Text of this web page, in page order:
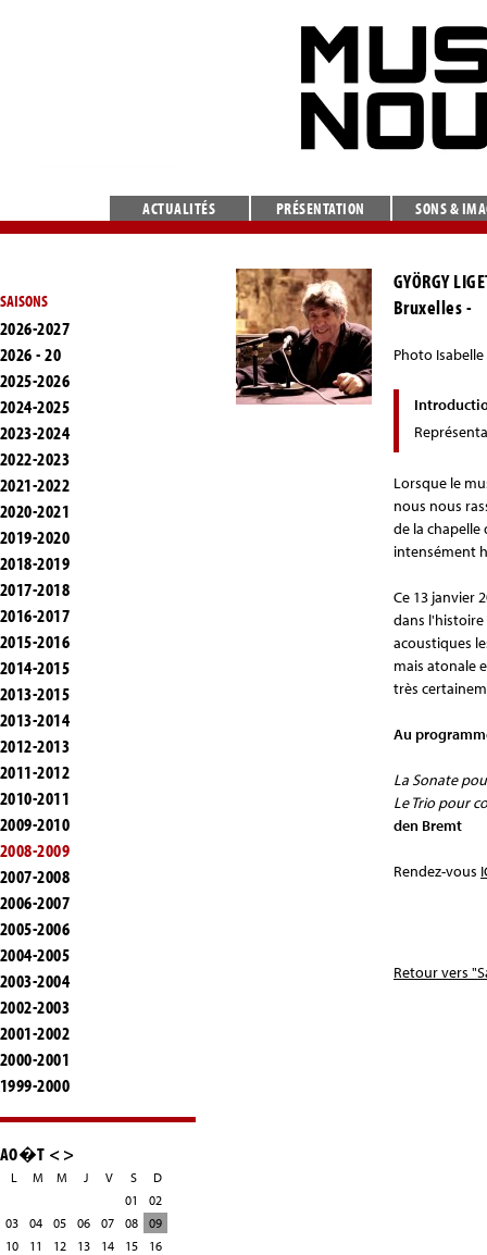
ACTUALITÉS PRÉSENTATION SONS &
SAISONS
2026-2027
2026 - 20
2025-2026
2024-2025
2023-2024
2022-2023
2021-2022
2020-2021
2019-2020
2018-2019
2017-2018
2016-2017
2015-2016
2014-2015
2013-2015
2013-2014
2012-2013
2011-2012
2010-2011
2009-2010
2008-2009
2007-2008
2006-2007
2005-2006
2004-2005
2003-2004
2002-2003
2001-2002
2000-2001
1999-2000
AO�T <>
L M M J V S
D
01
02
03
04 05 06 07 08
09
10
11 12 13 14 15
16
GYÖRGY
Bruxelles -
Photo
Lorsque le
nous nous
de la
intensément
Ce 13 janvier
dans l'histoire
acoustiques
mais atonale
très
Au
La Sonate
Le Trio pour
den Bremt
Rendez-vous
Retour vers